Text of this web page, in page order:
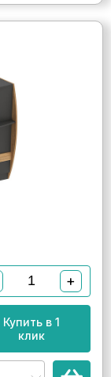
+
Купить в 1
клик